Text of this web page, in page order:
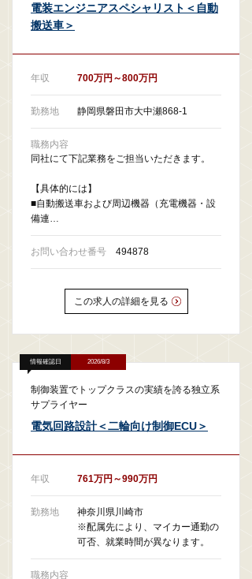
電装エンジニアスペシャリスト＜自動
搬送車＞
年収 700万円～800万円
勤務地 静岡県磐田市大中瀬868-1
職務内容
同社にて下記業務をご担当いただきます。
【具体的には】
■自動搬送車および周辺機器（充電機器・設
備連…
お問い合わせ番号 494878
この求人の詳細を見る
情報確認日 2026/8/3
制御装置でトップクラスの実績を誇る独立系
サプライヤー
電気回路設計＜二輪向け制御ECU＞
年収 761万円～990万円
勤務地
神奈川県川崎市
※配属先により、マイカー通勤の
可否、就業時間が異なります。
職務内容